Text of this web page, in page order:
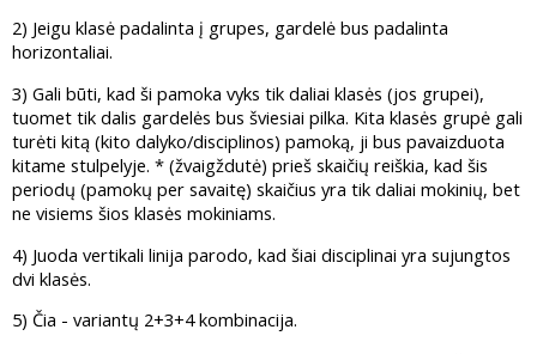
2) Jeigu klasė padalinta į grupes, gardelė bus padalinta
horizontaliai.
3) Gali būti, kad ši pamoka vyks tik daliai klasės (jos grupei),
tuomet tik dalis gardelės bus šviesiai pilka. Kita klasės grupė gali
turėti kitą (kito dalyko/disciplinos) pamoką, ji bus pavaizduota
kitame stulpelyje. * (žvaigždutė) prieš skaičių reiškia, kad šis
periodų (pamokų per savaitę) skaičius yra tik daliai mokinių, bet
ne visiems šios klasės mokiniams.
4) Juoda vertikali linija parodo, kad šiai disciplinai yra sujungtos
dvi klasės.
5) Čia - variantų 2+3+4 kombinacija.